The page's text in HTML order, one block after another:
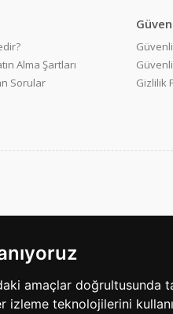
amaçlar doğrultusunda
izleme teknolojilerini
Alma Şartları
Sorular
Gizlilik
yer alan kullanıcıların
ve bilgilerin yanlışlık, eksiklik veya